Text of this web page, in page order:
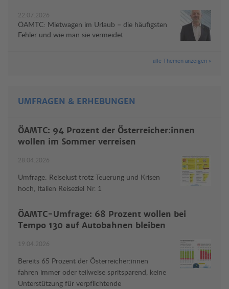
22.07.2026
ÖAMTC: Mietwagen im Urlaub – die häufigsten
Fehler und wie man sie vermeidet
alle Themen anzeigen »
UMFRAGEN & ERHEBUNGEN
ÖAMTC: 94 Prozent der Österreicher:innen
wollen im Sommer verreisen
28.04.2026
Umfrage: Reiselust trotz Teuerung und Krisen
hoch, Italien Reiseziel Nr. 1
ÖAMTC-Umfrage: 68 Prozent wollen bei
Tempo 130 auf Autobahnen bleiben
19.04.2026
Bereits 65 Prozent der Österreicher:innen
fahren immer oder teilweise spritsparend, keine
Unterstützung für verpflichtende